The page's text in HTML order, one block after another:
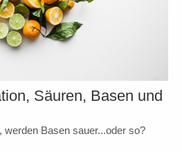
Säuren, Basen und
werden Basen sauer...oder so?